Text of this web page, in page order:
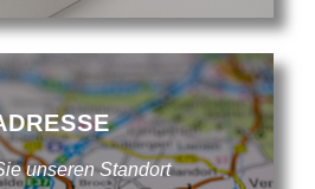
unseren Standort